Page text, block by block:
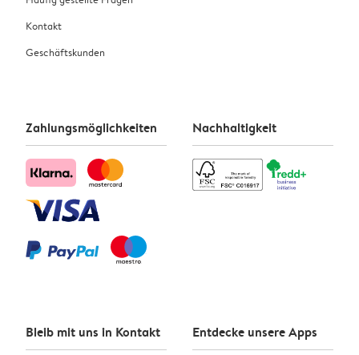
Kontakt
Geschäftskunden
Zahlungsmöglichkeiten Nachhaltigkeit
Bleib mit uns in Kontakt Entdecke unsere Apps